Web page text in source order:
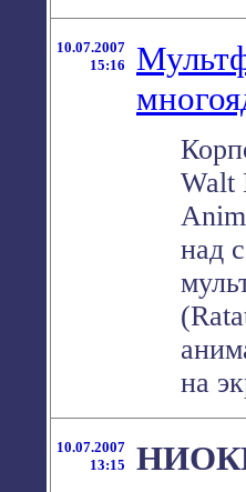
10.07.2007
15:16
Walt
над
на
10.07.2007
13:15